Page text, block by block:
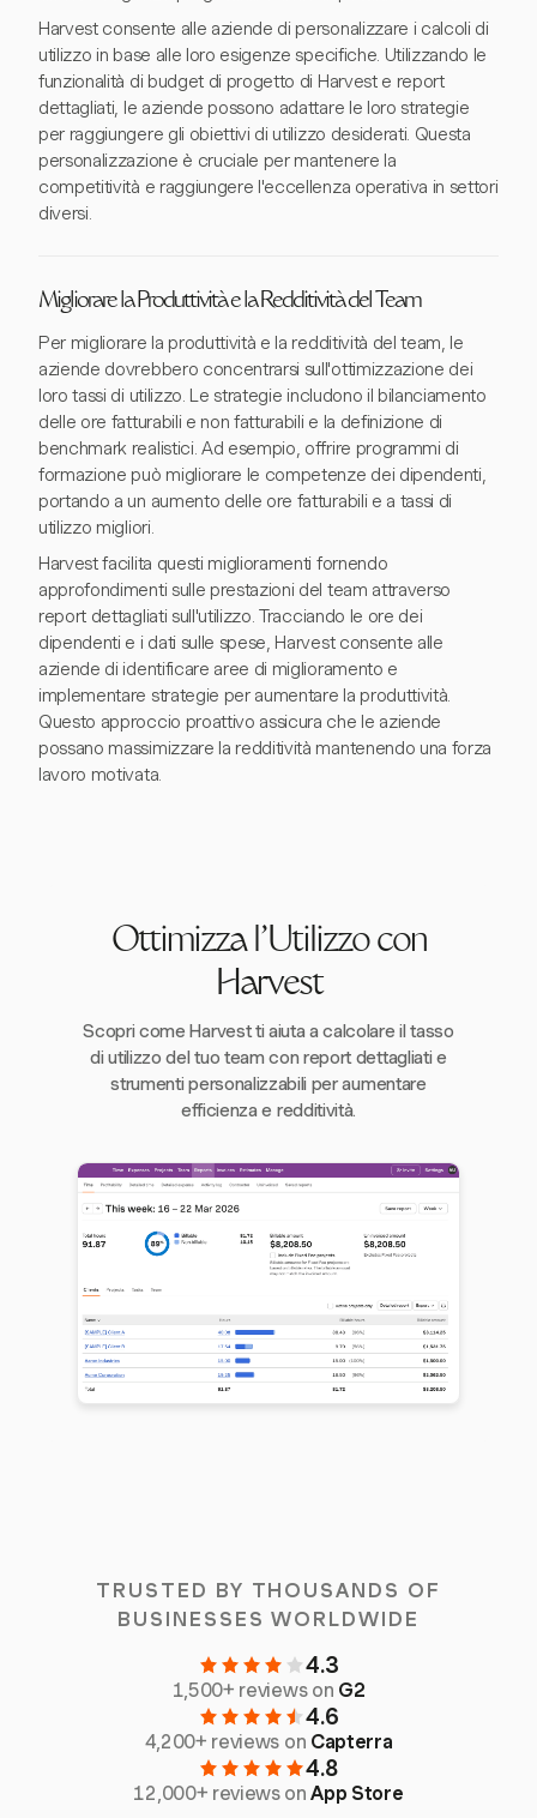
Harvest consente alle aziende di personalizzare i calcoli di
utilizzo in base alle loro esigenze specifiche. Utilizzando le
funzionalità di budget di progetto di Harvest e report
dettagliati, le aziende possono adattare le loro strategie
per raggiungere gli obiettivi di utilizzo desiderati. Questa
personalizzazione è cruciale per mantenere la
competitività e raggiungere l'eccellenza operativa in settori
diversi.
Migliorare la Produttività e la Redditività del Team
Per migliorare la produttività e la redditività del team, le
aziende dovrebbero concentrarsi sull'ottimizzazione dei
loro tassi di utilizzo. Le strategie includono il bilanciamento
delle ore fatturabili e non fatturabili e la definizione di
benchmark realistici. Ad esempio, offrire programmi di
formazione può migliorare le competenze dei dipendenti,
portando a un aumento delle ore fatturabili e a tassi di
utilizzo migliori.
Harvest facilita questi miglioramenti fornendo
approfondimenti sulle prestazioni del team attraverso
report dettagliati sull'utilizzo. Tracciando le ore dei
dipendenti e i dati sulle spese, Harvest consente alle
aziende di identificare aree di miglioramento e
implementare strategie per aumentare la produttività.
Questo approccio proattivo assicura che le aziende
possano massimizzare la redditività mantenendo una forza
lavoro motivata.
Ottimizza l'Utilizzo con
Harvest
Scopri come Harvest ti aiuta a calcolare il tasso
di utilizzo del tuo team con report dettagliati e
strumenti personalizzabili per aumentare
efficienza e redditività.
TRUSTED BY THOUSANDS OF
BUSINESSES WORLDWIDE
4.3
1,500+ reviews on G2
4.6
4,200+ reviews on Capterra
4.8
12,000+ reviews onApp Store